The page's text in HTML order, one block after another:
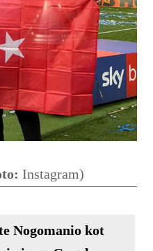
Instagram)
Nogomanio kot